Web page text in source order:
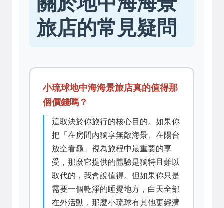
旅店的常見疑問
小琉球地中海海景旅店真的值得那
個價錢嗎？
這取決於你旅行的核心目的。如果你
把「在房間內獨享無敵海景、在陽台
放空看龜」視為旅程中最重要的享
受，那麼它提供的體驗是獨特且難以
取代的，我會說值得。但如果你只是
需要一個乾淨的睡覺地方，白天全部
在外活動，那麼小琉球有其他更經濟